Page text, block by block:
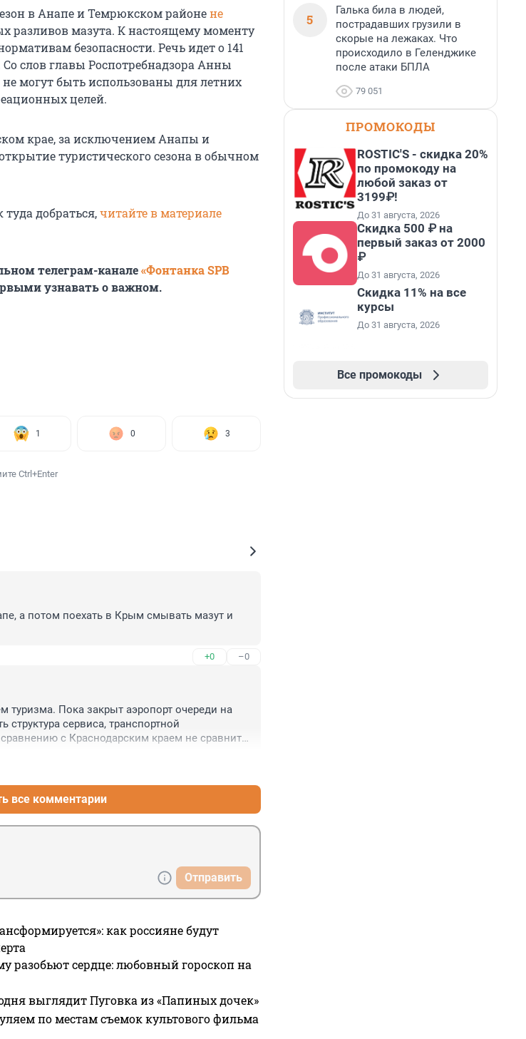
в Анапе и Темрюкском районене
разливов мазута. К настоящему моменту
безопасности. Речь идет о 141
слов главы Роспотребнадзора Анны
могут быть использованы для летних
целей.
крае, за исключением Анапы и
туристического сезона в обычном
добраться,читайте в материале
телеграм-канале«Фонтанка SPB
узнавать о важном.
1 0 3
Ctrl+Enter
а потом поехать в Крым смывать мазут и
+0 –0
Пока закрыт аэропорт очереди на
сервиса, транспортной
с Краснодарским краем не сравнить,
все комментарии
Отправить
как россияне будут
разобьют сердце: любовный гороскоп на
выглядит Пуговка из «Папиных дочек»
по местам съемок культового фильма
5
Галька била в людей,
пострадавших грузили в
скорые на лежаках. Что
происходило в Геленджике
после атаки БПЛА
79 051
ПРОМОКОДЫ
ROSTIC'S - скидка 20%
по промокоду на
любой заказ от
3199₽!
До 31 августа, 2026
Скидка 500 ₽ на
первый заказ от 2000
₽
До 31 августа, 2026
Скидка 11% на все
курсы
До 31 августа, 2026
Все промокоды